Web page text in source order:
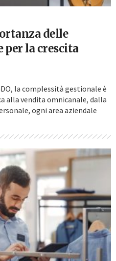
delle
la crescita
la complessità gestionale è
alla vendita omnicanale, dalla
ogni area aziendale